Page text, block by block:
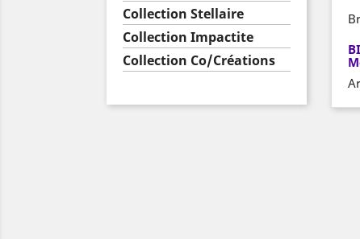
Collection Stellaire
Collection Impactite
Collection Co/Créations